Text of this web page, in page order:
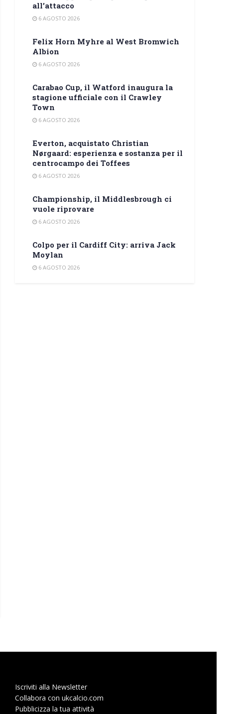
all’attacco
6 AGOSTO 2026
Felix Horn Myhre al West Bromwich
Albion
6 AGOSTO 2026
Carabao Cup, il Watford inaugura la
stagione ufficiale con il Crawley
Town
6 AGOSTO 2026
Everton, acquistato Christian
Nørgaard: esperienza e sostanza per il
centrocampo dei Toffees
6 AGOSTO 2026
Championship, il Middlesbrough ci
vuole riprovare
6 AGOSTO 2026
Colpo per il Cardiff City: arriva Jack
Moylan
6 AGOSTO 2026
Iscriviti alla Newsletter
Collabora con ukcalcio.com
Pubblicizza la tua attività